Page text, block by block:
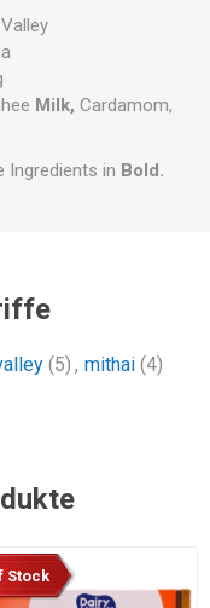
Milk, Cardamom,
Ingredients in Bold.
(5) , mithai (4)
Stock